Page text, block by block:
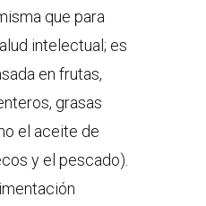
que para
intelectual; es
en frutas,
grasas
el aceite de
y el pescado).